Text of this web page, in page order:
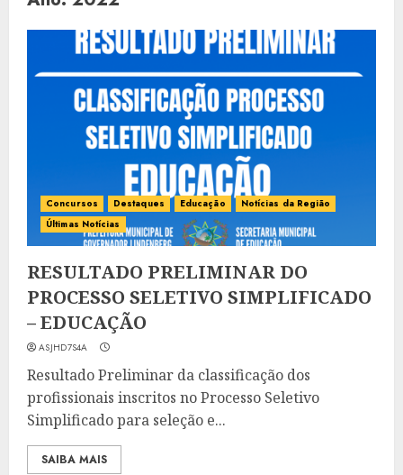
Concursos Destaques Educação
Notícias da Região
Últimas Notícias
RESULTADO PRELIMINAR DO
PROCESSO SELETIVO SIMPLIFICADO
– EDUCAÇÃO
ASJHD7S4A
Resultado Preliminar da classificação dos
profissionais inscritos no Processo Seletivo
Simplificado para seleção e...
SAIBA MAIS